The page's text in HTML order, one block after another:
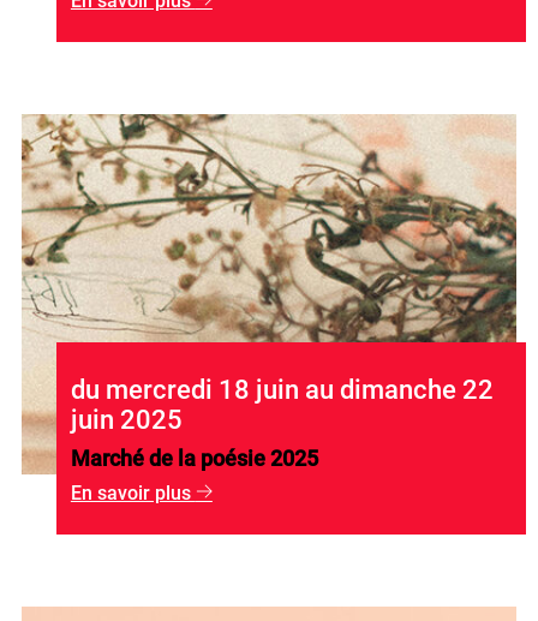
du mercredi 18 juin au dimanche 22
juin 2025
Marché de la poésie 2025
En savoir plus g